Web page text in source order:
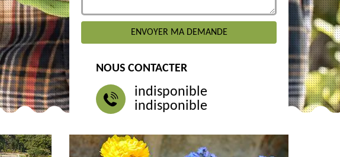
NOUS CONTACTER
indisponible
indisponible